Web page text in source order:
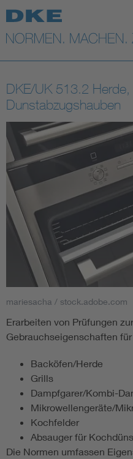
Top-Themen
VDE Fokusthemen
Digital Security
Energy
Industry
Living
Mobility
Smart Cities
DKE Fachinformationen
Blitzschutz: DIN EN 62305
Circular Economy für
Cybersecurity in der
DKE/UK 513.2
Dunstabzugshauben
mariesacha / stock.adobe.com
Erarbeiten von Prüfungen
Gebrauchseigenschaften für
Backöfen/Herde
Grills
Dampfgarer/Kombi-
Mikrowellengeräte/
Kochfelder
Absauger für
Die Normen umfassen